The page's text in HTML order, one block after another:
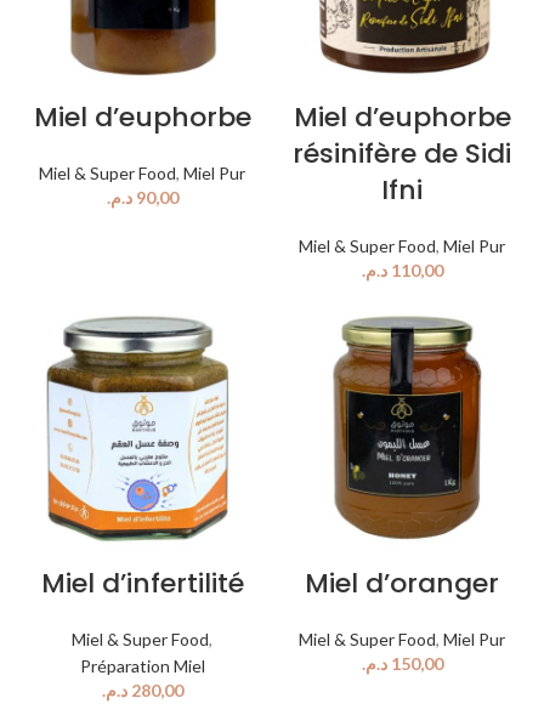
Miel d’euphorbe
Miel & Super Food, Miel Pur
د.م.
Miel d’euphorbe
résinifère de Sidi
Ifni
Miel & Super Food, Miel Pur
د.م.
Miel d’infertilité
Miel & Super Food,
Préparation Miel
د.م.
Miel d’oranger
Miel & Super Food, Miel Pur
د.م.